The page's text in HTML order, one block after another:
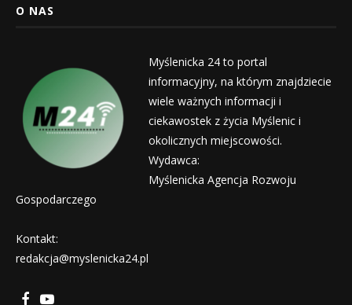
O NAS
Myślenicka 24 to portal
informacyjny, na którym znajdziecie
wiele ważnych informacji i
ciekawostek z życia Myślenic i
okolicznych miejscowości.
Wydawca:
Myślenicka Agencja Rozwoju
Gospodarczego
Kontakt:
redakcja@myslenicka24.pl